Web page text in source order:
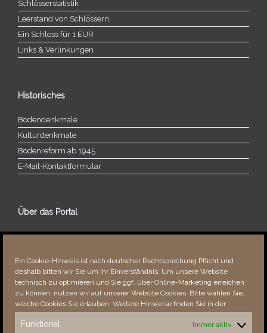
Ein Cookie-Hinweis ist nach deutscher Rechtsprechung Pflicht und
deshalb bitten wir Sie um Ihr Einverständnis: Um unsere Website
technisch zu optimieren und Sie ggf. über Online-Marketing erreichen
zu können, nutzen wir auf unserer Website Cookies. Bitte wählen Sie,
welche Cookies Sie erlauben. Weitere Hinweise finden Sie in der
Funktional Immer aktiv
Schlösserstatistik
Leerstand von Schlössern
Ein Schloss für 1 EUR
Links & Verlinkungen
Historisches
Bodendenkmale
Kulturdenkmale
Bodenreform ab 1945
E‑Mail-​​Kontaktformular
Über das Portal
Über dieses Portal
Fehler bemerkt?
Besucher seit 08/​2021